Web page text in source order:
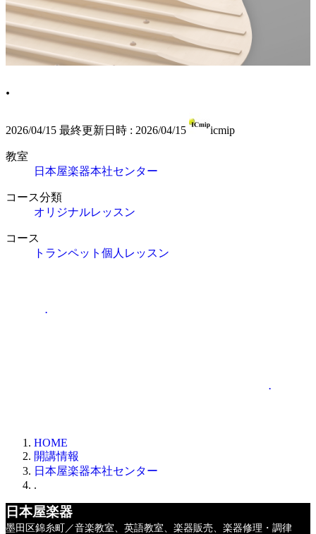
.
2026/04/15 最終更新日時 : 2026/04/15 icmip
教室
日本屋楽器本社センター
コース分類
オリジナルレッスン
コース
トランペット個人レッスン
.
.
HOME
開講情報
日本屋楽器本社センター
.
日本屋楽器
墨田区錦糸町／音楽教室、英語教室、楽器販売、楽器修理・調律